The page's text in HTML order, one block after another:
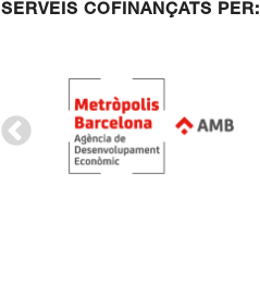
SERVEIS COFINANÇATS PER: